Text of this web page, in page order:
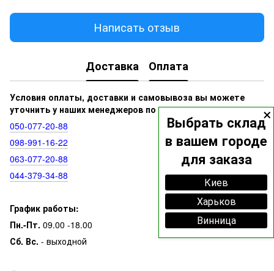
×
Выбрать склад
в вашем городе
для заказа
Киев
Харьков
Винница
Написать отзыв
Доставка Оплата
Условия оплаты, доставки и самовывоза вы можете
уточнить у наших менеджеров по номерам:
050‑077‑20‑88
098‑991‑16‑22
063‑077‑20‑88
044‑379‑34‑88
График работы:
Пн.-Пт. 09.00 -18.00
Сб. Вс. - выходной